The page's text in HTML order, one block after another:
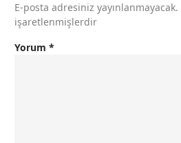
E-posta adresiniz yayınlanmayacak.
işaretlenmişlerdir
Yorum *